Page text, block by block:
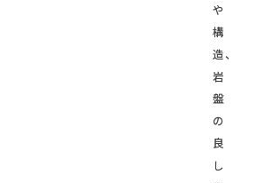
や
構
造、
岩
盤
の
良
し